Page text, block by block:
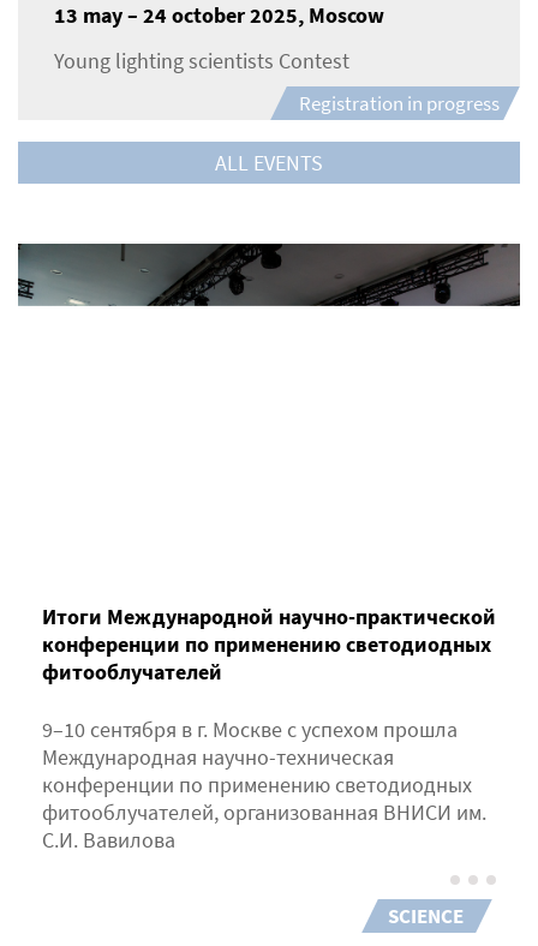
Итоги Международной научно-практической
конференции по применению светодиодных
фитооблучателей
9–10 сентября в г. Москве с успехом прошла
Международная научно-техническая
конференции по применению светодиодных
фитооблучателей, организованная ВНИСИ им.
С.И. Вавилова
SCIENCE
13 may – 24 october 2025, Moscow
Young lighting scientists Contest
Registration in progress
ALL EVENTS